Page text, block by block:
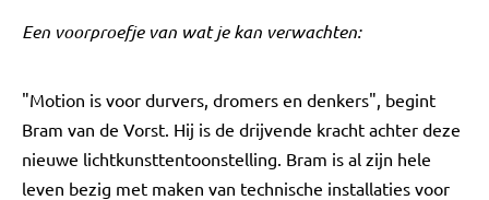
Een voorproefje van wat je kan verwachten:
"Motion is voor durvers, dromers en denkers", begint
Bram van de Vorst. Hij is de drijvende kracht achter deze
nieuwe lichtkunsttentoonstelling. Bram is al zijn hele
leven bezig met maken van technische installaties voor